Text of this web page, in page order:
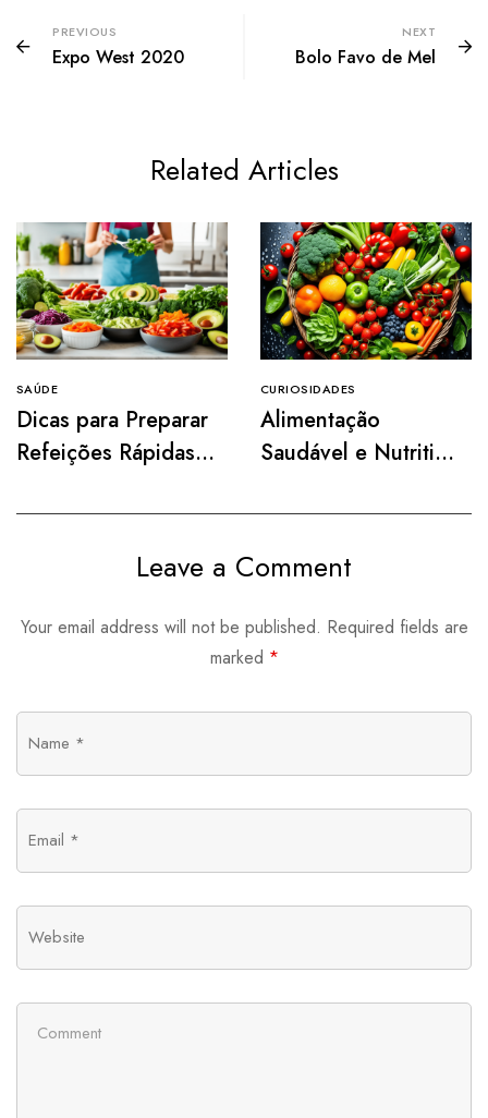
PREVIOUS
Expo West 2020
NEXT
Bolo Favo de Mel
Related Articles
SAÚDE
Dicas para Preparar
Refeições Rápidas e
CURIOSIDADES
Alimentação
Saudável e Nutritiva
Vibrante
Leave a Comment
Your email address will not be published. Required fields are
marked *